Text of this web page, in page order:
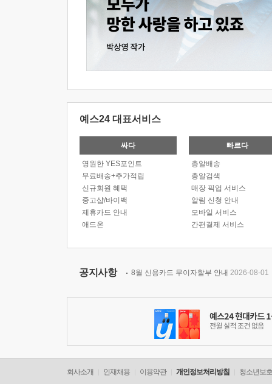
예스24 대표서비스
싸다
영원한 YES포인트
무료배송+추가적립
신규회원 혜택
중고샵/바이백
제휴카드 안내
애드온
빠르다
총알배송
총알검색
매장 픽업 서비스
알림 신청 안내
모바일 서비스
간편결제 서비스
공지사항 8월 신용카드 무이자할부 안내 2026-08-01
회사소개 인재채용 이용약관 개인정보처리방침 청소년보